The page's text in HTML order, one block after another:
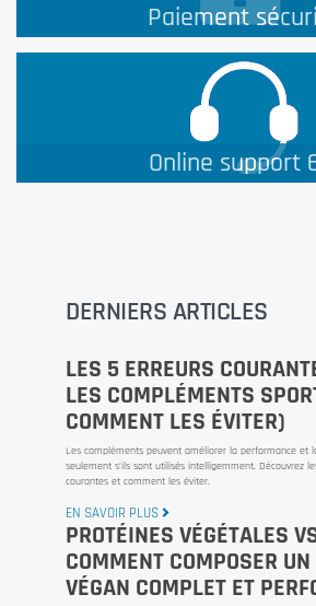
Paiement
Online support
DERNIERS ARTICLES
LES 5 ERREURS
LES COMPLÉMENTS
COMMENT LES ÉVITER)
Les compléments peuvent améliorer la performance et
seulement s’ils sont utilisés intelligemment. Découvrez
courantes et comment les éviter.
EN SAVOIR PLUS
PROTÉINES VÉGÉTALES
COMMENT COMPOSER
VÉGAN COMPLET ET